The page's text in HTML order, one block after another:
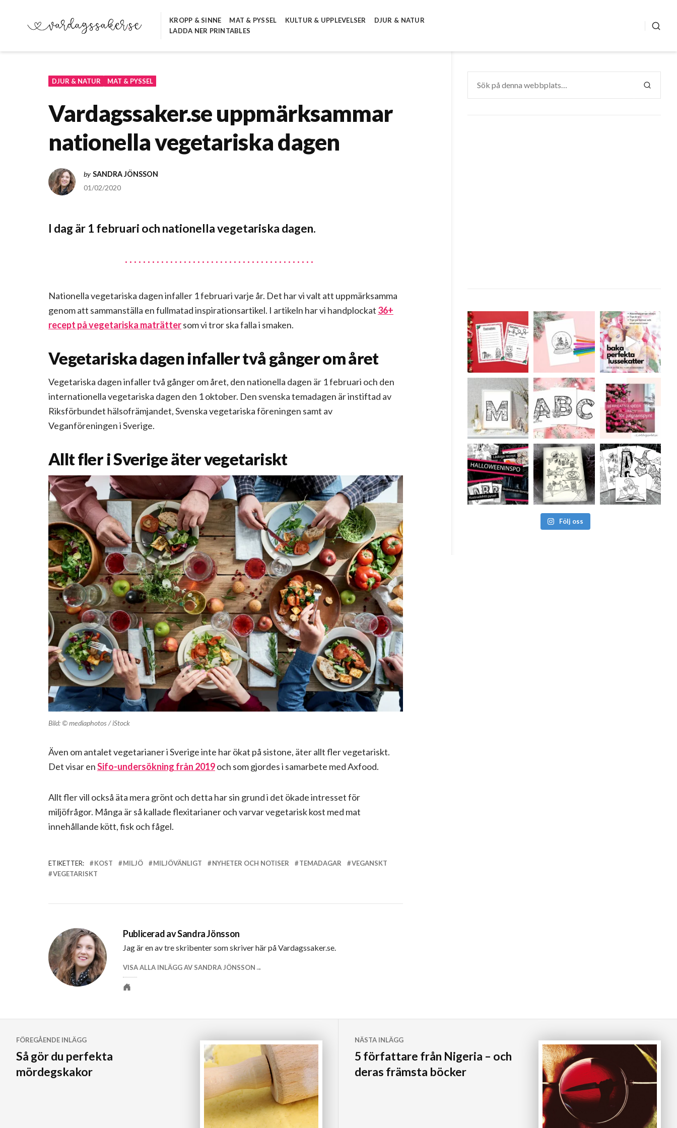
VARDAGSSAKER.SE
KROPP & SINNE MAT & PYSSEL KULTUR & UPPLEVELSER
DJUR & NATUR
LADDA NER PRINTABLES
DJUR & NATUR MAT & PYSSEL
Vardagssaker.se uppmärksammar
nationella vegetariska dagen
by SANDRA JÖNSSON
01/02/2020
I dag är 1 februari och nationella vegetariska dagen.
Nationella vegetariska dagen infaller 1 februari varje år. Det har vi valt att uppmärksamma
genom att sammanställa en fullmatad inspirationsartikel. I artikeln har vi handplockat 36+
recept på vegetariska maträttersom vi tror ska falla i smaken.
Vegetariska dagen infaller två gånger om året
Vegetariska dagen infaller två gånger om året, den nationella dagen är 1 februari och den
internationella vegetariska dagen den 1 oktober. Den svenska temadagen är instiftad av
Riksförbundet hälsofrämjandet, Svenska vegetariska föreningen samt av
Veganföreningen i Sverige.
Allt fler i Sverige äter vegetariskt
Bild: © mediaphotos / iStock
Även om antalet vegetarianer i Sverige inte har ökat på sistone, äter allt fler vegetariskt.
Det visar enSifo-undersökning från 2019och som gjordes i samarbete med Axfood.
Allt fler vill också äta mera grönt och detta har sin grund i det ökade intresset för
miljöfrågor. Många är så kallade flexitarianer och varvar vegetarisk kost med mat
innehållande kött, fisk och fågel.
ETIKETTER: KOST MILJÖ MILJÖVÄNLIGT NYHETER OCH NOTISER TEMADAGAR
VEGANSKT
VEGETARISKT
Publicerad avSandra Jönsson
Jag är en av tre skribenter som skriver här på Vardagssaker.se.
VISA ALLA INLÄGG AV SANDRA JÖNSSON
efter:
SÖK
Följ oss
FÖREGÅENDE INLÄGG
Så gör du perfekta
mördegskakor
NÄSTA INLÄGG
5 författare från Nigeria – och
deras främsta böcker